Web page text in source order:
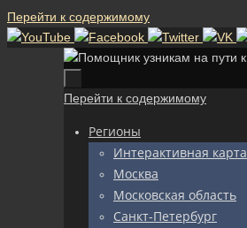
Перейти к содержимому
Перейти к содержимому
Регионы
Интерактивная карта
Москва
Московская область
Санкт-Петербург